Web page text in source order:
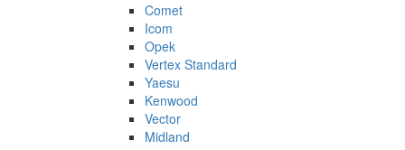
Comet
Icom
Opek
Vertex Standard
Yaesu
Kenwood
Vector
Midland